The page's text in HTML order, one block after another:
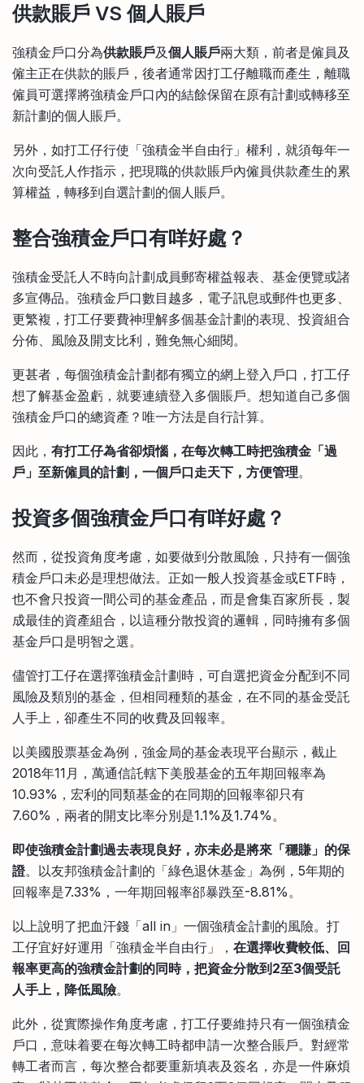
供款賬戶 VS 個人賬戶
強積金戶口分為供款賬戶及個人賬戶兩大類，前者是僱員及
僱主正在供款的賬戶，後者通常因打工仔離職而產生，離職
僱員可選擇將強積金戶口內的結餘保留在原有計劃或轉移至
新計劃的個人賬戶。
另外，如打工仔行使「強積金半自由行」權利，就須每年一
次向受託人作指示，把現職的供款賬戶內僱員供款產生的累
算權益，轉移到自選計劃的個人賬戶。
整合強積金戶口有咩好處？
強積金受託人不時向計劃成員郵寄權益報表、基金便覽或諸
多宣傳品。強積金戶口數目越多，電子訊息或郵件也更多、
更繁複，打工仔要費神理解多個基金計劃的表現、投資組合
分佈、風險及開支比利，難免無心細閱。
更甚者，每個強積金計劃都有獨立的網上登入戶口，打工仔
想了解基金盈虧，就要連續登入多個賬戶。想知道自己多個
強積金戶口的總資產？唯一方法是自行計算。
因此， 有打工仔為省卻煩惱，在每次轉工時把強積金「過
戶」至新僱員的計劃，一個戶口走天下，方便管理。
投資多個強積金戶口有咩好處？
然而，從投資角度考慮，如要做到分散風險，只持有一個強
積金戶口未必是理想做法。正如一般人投資基金或ETF時，
也不會只投資一間公司的基金產品，而是會集百家所長，製
成最佳的資產組合，以這種分散投資的邏輯，同時擁有多個
基金戶口是明智之選。
儘管打工仔在選擇強積金計劃時，可自選把資金分配到不同
風險及類別的基金，但相同種類的基金，在不同的基金受託
人手上，卻產生不同的收費及回報率。
以美國股票基金為例，強金局的基金表現平台顯示，截止
2018年11月，萬通信託轄下美股基金的五年期回報率為
10.93%，宏利的同類基金的在同期的回報率卻只有
7.60%，兩者的開支比率分別是1.1%及1.74%。
即使強積金計劃過去表現良好，亦未必是將來「穩賺」的保
證。以友邦強積金計劃的「綠色退休基金」為例，5年期的
回報率是7.33%，一年期回報率郤暴跌至-8.81%。
以上說明了把血汗錢「all in」一個強積金計劃的風險。打
工仔宜好好運用「強積金半自由行」， 在選擇收費較低、回
報率更高的強積金計劃的同時，把資金分散到2至3個受託
人手上，降低風險。
此外，從實際操作角度考慮，打工仔要維持只有一個強積金
戶口，意味着要在每次轉工時都申請一次整合賬戶。對經常
轉工者而言，每次整合都要重新填表及簽名，亦是一件麻煩